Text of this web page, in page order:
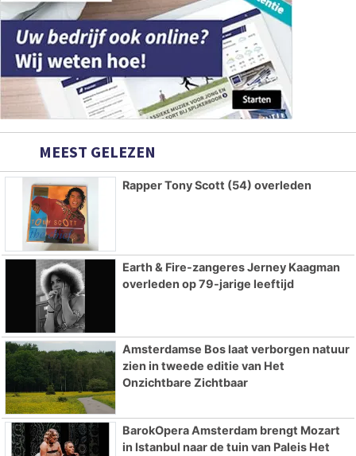
MEEST GELEZEN
Rapper Tony Scott (54) overleden
Earth & Fire-zangeres Jerney Kaagman
overleden op 79-jarige leeftijd
Amsterdamse Bos laat verborgen natuur
zien in tweede editie van Het
Onzichtbare Zichtbaar
BarokOpera Amsterdam brengt Mozart
in Istanbul naar de tuin van Paleis Het